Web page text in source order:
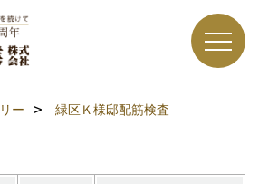
ー 緑区Ｋ様邸配筋検査